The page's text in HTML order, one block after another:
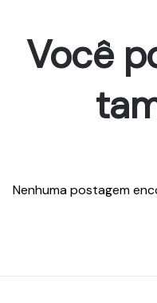
Você
Nenhuma postagem